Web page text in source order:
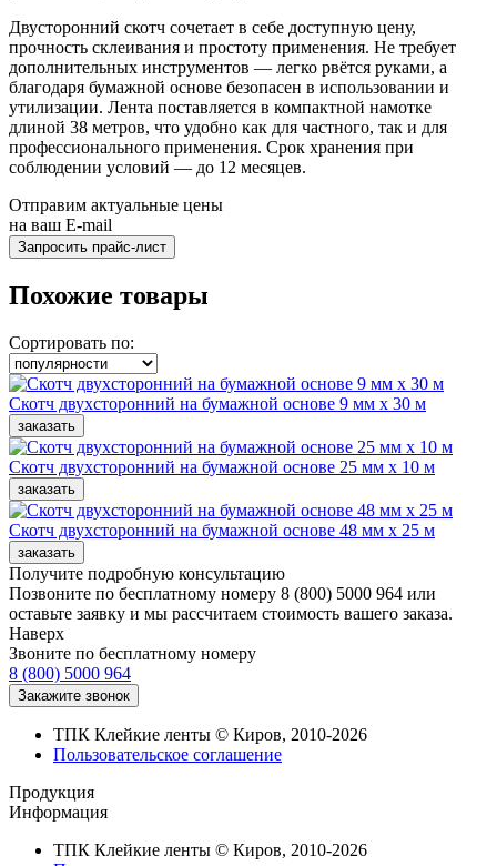
Двусторонний скотч сочетает в себе доступную цену,
прочность склеивания и простоту применения. Не требует
дополнительных инструментов — легко рвётся руками, а
благодаря бумажной основе безопасен в использовании и
утилизации. Лента поставляется в компактной намотке
длиной 38 метров, что удобно как для частного, так и для
профессионального применения. Срок хранения при
соблюдении условий — до 12 месяцев.
Отправим актуальные цены
на ваш E-mail
Похожие товары
Сортировать по:
Скотч двухсторонний на бумажной основе 9 мм x 30 м
Скотч двухсторонний на бумажной основе 25 мм x 10 м
Скотч двухсторонний на бумажной основе 48 мм x 25 м
Получите подробную консультацию
Позвоните по бесплатному номеру 8 (800) 5000 964 или
оставьте заявку и мы рассчитаем стоимость вашего заказа.
Наверх
Звоните по бесплатному номеру
8 (800) 5000 964
ТПК Клейкие ленты © Киров, 2010-2026
Пользовательское соглашение
Продукция
Информация
ТПК Клейкие ленты © Киров, 2010-2026